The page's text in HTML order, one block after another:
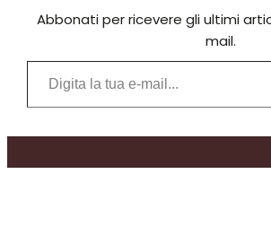
Abbonati per ricevere gli ultimi
mail.
Digita la tua e-mail...